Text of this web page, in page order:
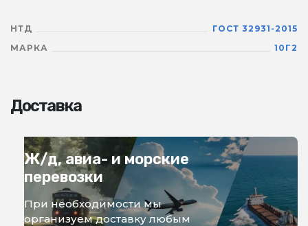
НТД
ГОСТ 32931-2015
МАРКА
10Г2
Доставка
Ж/д, авиа- и морские
перевозки
При необходимости мы
организуем доставку любым